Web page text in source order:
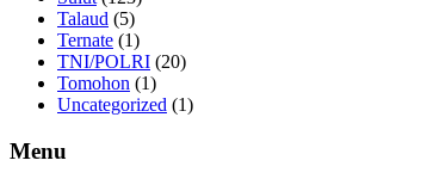
Talaud (5)
Ternate (1)
TNI/POLRI (20)
Tomohon (1)
Uncategorized (1)
Menu